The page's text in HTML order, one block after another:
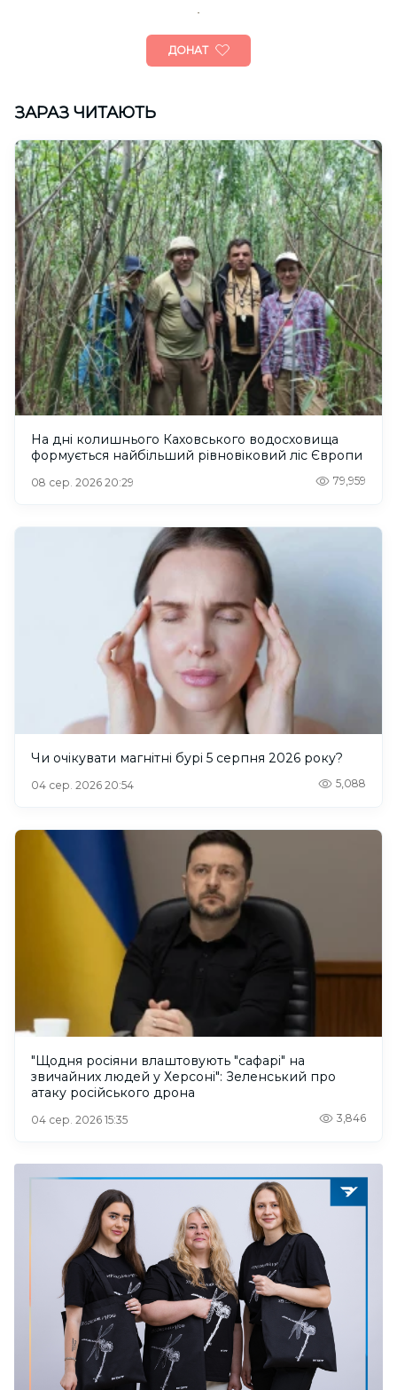
ДОНАТ
ЗАРАЗ ЧИТАЮТЬ
На дні колишнього Каховського водосховища
формується найбільший рівновіковий ліс Європи
08 сер. 2026 20:29 79,959
Чи очікувати магнітні бурі 5 серпня 2026 року?
04 сер. 2026 20:54 5,088
"Щодня росіяни влаштовують "сафарі" на
звичайних людей у Херсоні": Зеленський про
атаку російського дрона
04 сер. 2026 15:35 3,846